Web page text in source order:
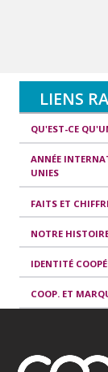
LIENS
QU'EST-CE
ANNÉE
UNIES
FAITS ET
NOTRE
IDENTITÉ
COOP. ET